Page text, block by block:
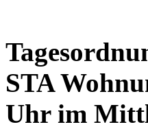
STA
Uhr im